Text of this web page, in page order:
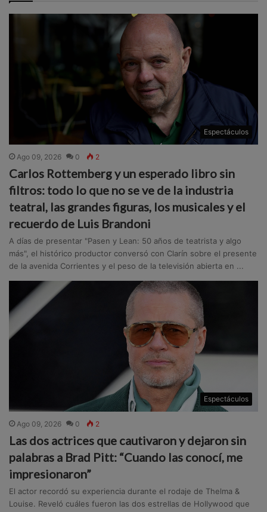
Espectáculos
Ago 09, 2026 0 2
Carlos Rottemberg y un esperado libro sin
filtros: todo lo que no se ve de la industria
teatral, las grandes figuras, los musicales y el
recuerdo de Luis Brandoni
A días de presentar "Pasen y Lean: 50 años de teatrista y algo
más", el histórico productor conversó con Clarín sobre el presente
de la avenida Corrientes y el peso de la televisión abierta en ...
Espectáculos
Ago 09, 2026 0 2
Las dos actrices que cautivaron y dejaron sin
palabras a Brad Pitt: “Cuando las conocí, me
impresionaron”
El actor recordó su experiencia durante el rodaje de Thelma &
Louise. Reveló cuáles fueron las dos estrellas de Hollywood que